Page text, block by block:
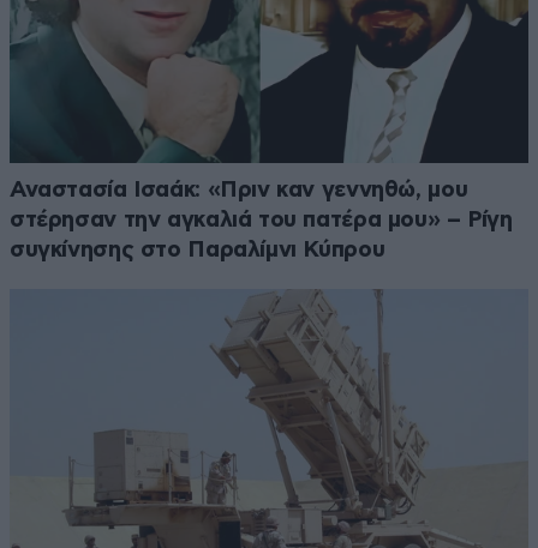
Αναστασία Ισαάκ: «Πριν καν γεννηθώ, μου
στέρησαν την αγκαλιά του πατέρα μου» – Ρίγη
συγκίνησης στο Παραλίμνι Κύπρου